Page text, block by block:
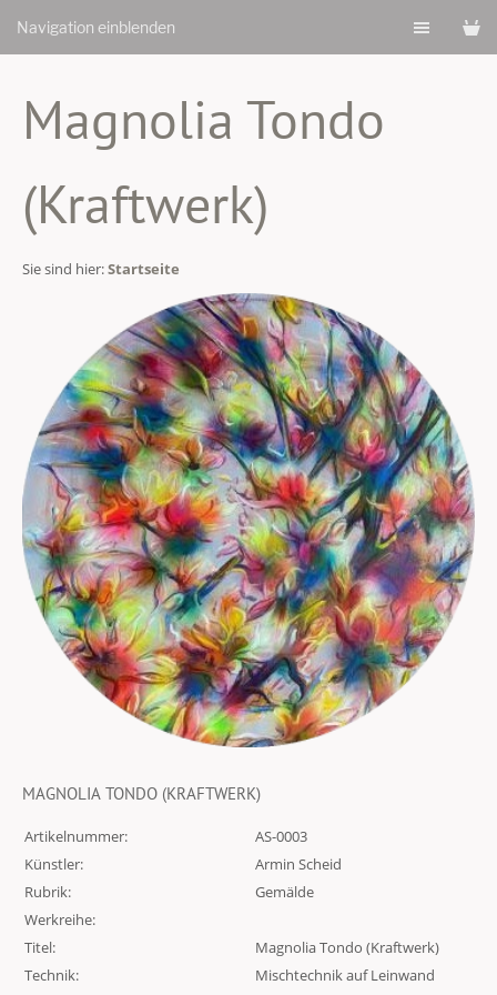
Navigation einblenden
Magnolia Tondo
(Kraftwerk)
Sie sind hier:Startseite
MAGNOLIA TONDO (KRAFTWERK)
Artikelnummer:
AS-0003
Künstler:
Armin Scheid
Rubrik:
Gemälde
Werkreihe:
Titel:
Magnolia Tondo (Kraftwerk)
Technik:
Mischtechnik auf Leinwand